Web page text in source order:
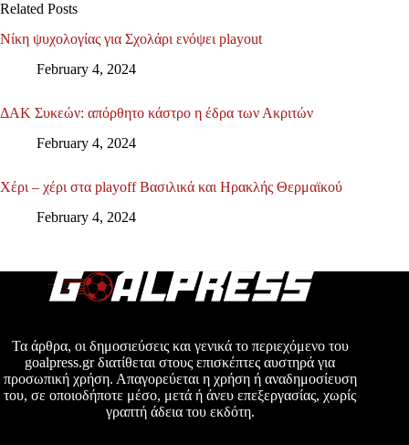
Related Posts
Νίκη ψυχολογίας για Σχολάρι ενόψει playout
February 4, 2024
ΔΑΚ Συκεών: απόρθητο κάστρο η έδρα των Ακριτών
February 4, 2024
Χέρι – χέρι στα playoff Βασιλικά και Ηρακλής Θερμαϊκού
February 4, 2024
Τα άρθρα, οι δημοσιεύσεις και γενικά το περιεχόμενο του
goalpress.gr διατίθεται στους επισκέπτες αυστηρά για
προσωπική χρήση. Απαγορεύεται η χρήση ή αναδημοσίευση
του, σε οποιοδήποτε μέσο, μετά ή άνευ επεξεργασίας, χωρίς
γραπτή άδεια του εκδότη.